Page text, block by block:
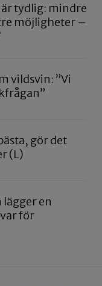
tydlig: mindre
möjligheter –
vildsvin: ”Vi
gör det
(L)
en
för